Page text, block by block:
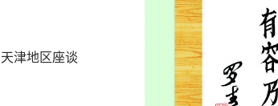
津地区座谈